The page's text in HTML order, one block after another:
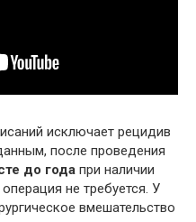
исключает рецидив
после проведения
до года при наличии
не требуется. У
вмешательство